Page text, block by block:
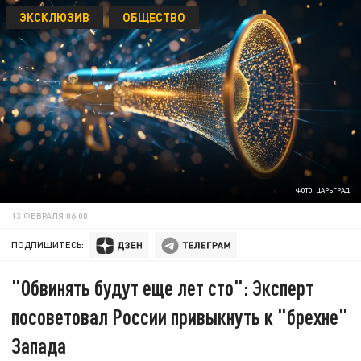
ФОТО: ЦАРЬГРАД
ЭКСКЛЮЗИВ ОБЩЕСТВО
13 ФЕВРАЛЯ 06:00
ПОДПИШИТЕСЬ:
"Обвинять будут еще лет сто": Эксперт
посоветовал России привыкнуть к "брехне"
Запада